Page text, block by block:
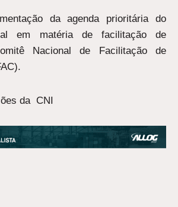
da agenda prioritária do
em matéria de facilitação de
Nacional de Facilitação de
da CNI